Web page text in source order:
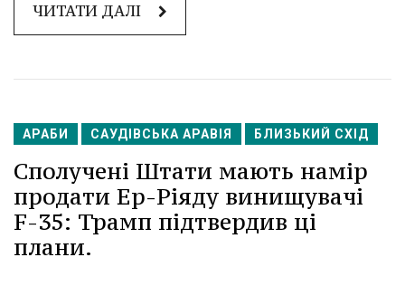
ЧИТАТИ ДАЛІ
АРАБИ САУДІВСЬКА АРАВІЯ БЛИЗЬКИЙ СХІД
Сполучені Штати мають намір
продати Ер-Ріяду винищувачі
F-35: Трамп підтвердив ці
плани.